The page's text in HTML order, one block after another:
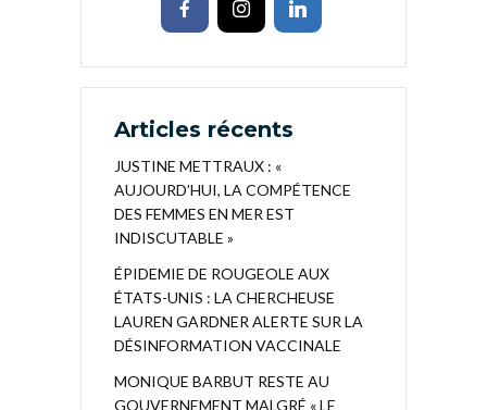
Articles récents
JUSTINE METTRAUX : «
AUJOURD’HUI, LA COMPÉTENCE
DES FEMMES EN MER EST
INDISCUTABLE »
ÉPIDEMIE DE ROUGEOLE AUX
ÉTATS-UNIS : LA CHERCHEUSE
LAUREN GARDNER ALERTE SUR LA
DÉSINFORMATION VACCINALE
MONIQUE BARBUT RESTE AU
GOUVERNEMENT MALGRÉ « LE